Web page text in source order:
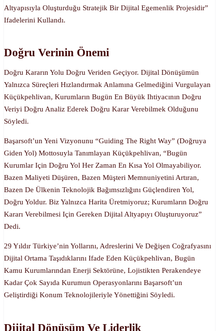
Altyapısıyla Oluşturduğu Stratejik Bir Dijital Egemenlik Projesidir”
Ifadelerini Kullandı.
Doğru Verinin Önemi
Doğru Kararın Yolu Doğru Veriden Geçiyor. Dijital Dönüşümün
Yalnızca Süreçleri Hızlandırmak Anlamına Gelmediğini Vurgulayan
Küçükpehlivan, Kurumların Bugün En Büyük Ihtiyacının Doğru
Veriyi Doğru Analiz Ederek Doğru Karar Verebilmek Olduğunu
Söyledi.
Başarsoft’un Yeni Vizyonunu “Guiding The Right Way” (Doğruya
Giden Yol) Mottosuyla Tanımlayan Küçükpehlivan, “Bugün
Kurumlar Için Doğru Yol Her Zaman En Kısa Yol Olmayabiliyor.
Bazen Maliyeti Düşüren, Bazen Müşteri Memnuniyetini Artıran,
Bazen De Ülkenin Teknolojik Bağımsızlığını Güçlendiren Yol,
Doğru Yoldur. Biz Yalnızca Harita Üretmiyoruz; Kurumların Doğru
Kararı Verebilmesi Için Gereken Dijital Altyapıyı Oluşturuyoruz”
Dedi.
29 Yıldır Türkiye’nin Yollarını, Adreslerini Ve Değişen Coğrafyasını
Dijital Ortama Taşıdıklarını Ifade Eden Küçükpehlivan, Bugün
Kamu Kurumlarından Enerji Sektörüne, Lojistikten Perakendeye
Kadar Çok Sayıda Kurumun Operasyonlarını Başarsoft’un
Geliştirdiği Konum Teknolojileriyle Yönettiğini Söyledi.
Dijital Dönüşüm Ve Liderlik